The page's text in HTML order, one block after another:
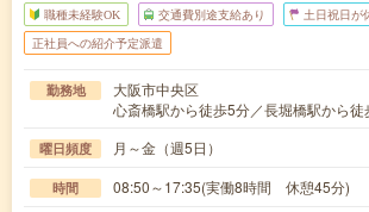
職種未経験OK 交通費別途支給あり 土日祝日が
正社員への紹介予定派遣
勤務地
大阪市中央区
心斎橋駅から徒歩5分／長堀橋駅から徒
曜日頻度 月～金（週5日）
時間 08:50～17:35(実働8時間 休憩45分)